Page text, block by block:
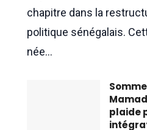
chapitre dans la
politique sénégalais.
née...
plaide